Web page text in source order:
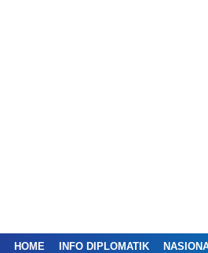
HOME INFO DIPLOMATIK